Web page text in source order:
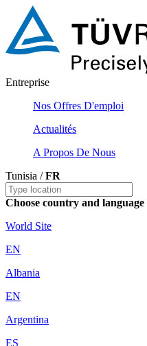
Entreprise
Nos Offres D'emploi
Actualités
A Propos De Nous
Tunisia /FR
Choose country and language
World Site
EN
Albania
EN
Argentina
ES